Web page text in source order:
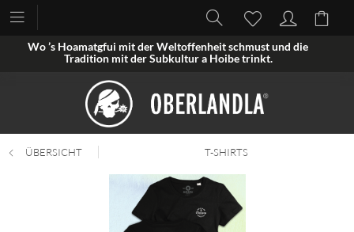
Wo ’s Hoamatgfui mit der Weltoffenheit schmust und die
Tradition mit der Subkultur a Hoibe trinkt.
ÜBERSICHT T-SHIRTS